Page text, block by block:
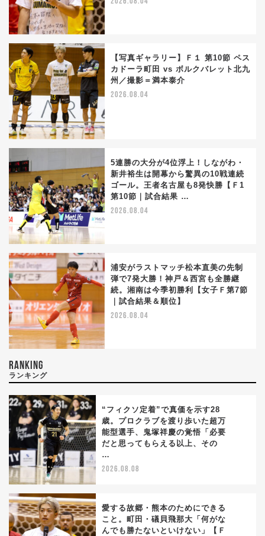
【写真ギャラリー】Ｆ１ 第10節 ペス
カドーラ町田 vs ボルクバレット北九
州／撮影＝満本泰介
2026.08.04
5連勝の大分が4位浮上！しながわ・
新井裕生は開幕から驚異の10戦連続
ゴール。王者名古屋も8発快勝【Ｆ1
第10節｜試合結果 …
2026.08.04
浦安がラストマッチ松本直美の先制
弾で7発大勝！神戸＆西宮も全勝継
続。湘南は今季初勝利【女子Ｆ第7節
｜試合結果＆順位】
2026.08.04
RANKING
ランキング
“フィクソ定着”で真価を示す28
歳。プロクラブを渡り歩いた超万
能型選手、鬼塚祥慶の覚悟「必要
だと思ってもらえる以上、その
…
2026.08.08
愛する故郷・熊本のためにできる
こと。町田・礒貝飛那大「何がな
んでも勝たないといけない」【Ｆ